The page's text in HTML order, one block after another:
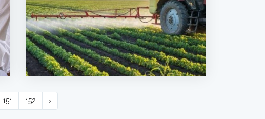
151 152 ›